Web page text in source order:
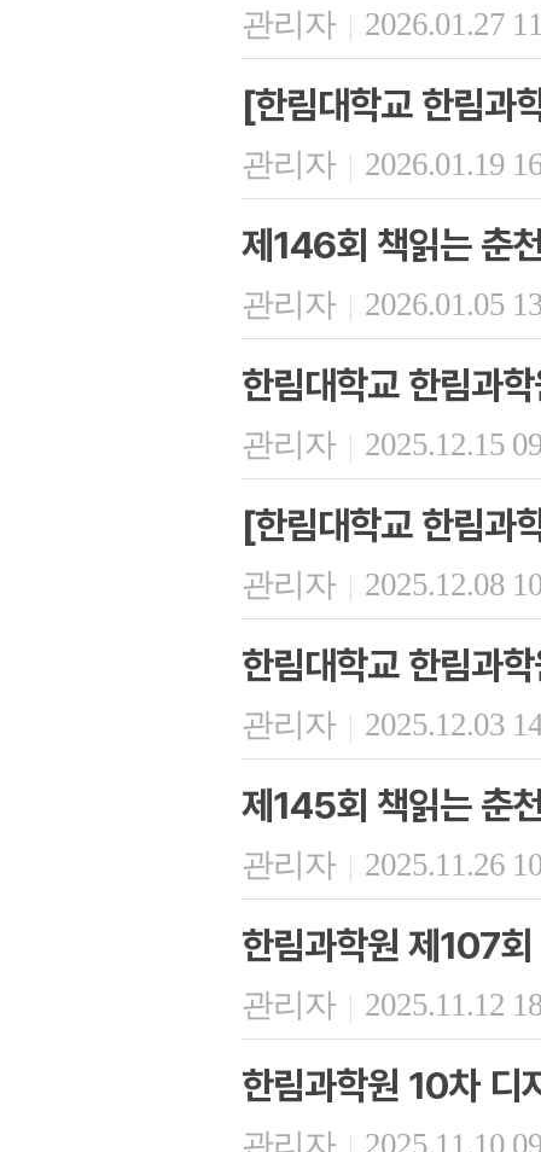
관리자 | 2026.01.27
[한림대학교 한림과
관리자 | 2026.01.19
제146회 책읽는 춘
관리자 | 2026.01.05
한림대학교 한림과
관리자 | 2025.12.15
[한림대학교 한림과
관리자 | 2025.12.08
한림대학교 한림과
관리자 | 2025.12.03
제145회 책읽는 춘
관리자 | 2025.11.26
한림과학원 제107
관리자 | 2025.11.12
한림과학원 10차 디